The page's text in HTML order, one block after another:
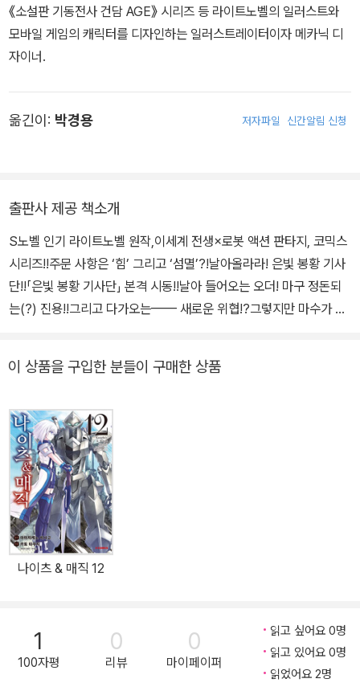
《소설판 기동전사 건담 AGE》 시리즈 등 라이트노벨의 일러스트와
모바일 게임의 캐릭터를 디자인하는 일러스트레이터이자 메카닉 디
자이너.
옮긴이: 박경용 저자파일 신간알림 신청
출판사 제공 책소개
S노벨 인기 라이트노벨 원작,이세계 전생×로봇 액션 판타지, 코믹스
시리즈!!주문 사항은 ‘힘’ 그리고 ‘섬멸’?!날아올라라! 은빛 봉황 기사
단!!「은빛 봉황 기사단」 본격 시동!!날아 들어오는 오더! 마구 정돈되
는(?) 진용!!그리고 다가오는—— 새로운 위협!?그렇지만 마수가 꿈
된 제7권!!
이 상품을 구입한 분들이 구매한 상품
나이츠 & 매직 12
1
100자평
0
리뷰
0
마이페이퍼
읽고 싶어요 0명
읽고 있어요 0명
읽었어요 2명